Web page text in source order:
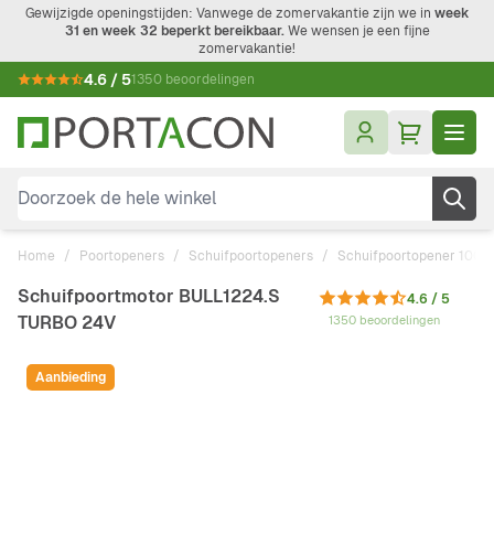
Ga naar de inhoud
Gewijzigde openingstijden: Vanwege de zomervakantie zijn we in week
31 en week 32 beperkt bereikbaar.We wensen je een fijne
zomervakantie!
4.6 / 51350 beoordelingen
Doorzoek de hele winkel
Home / Poortopeners / Schuifpoortopeners / Schuifpoortopener 1000
Schuifpoortmotor BULL1224.S
TURBO 24V
4.6 / 5
1350 beoordelingen
Aanbieding